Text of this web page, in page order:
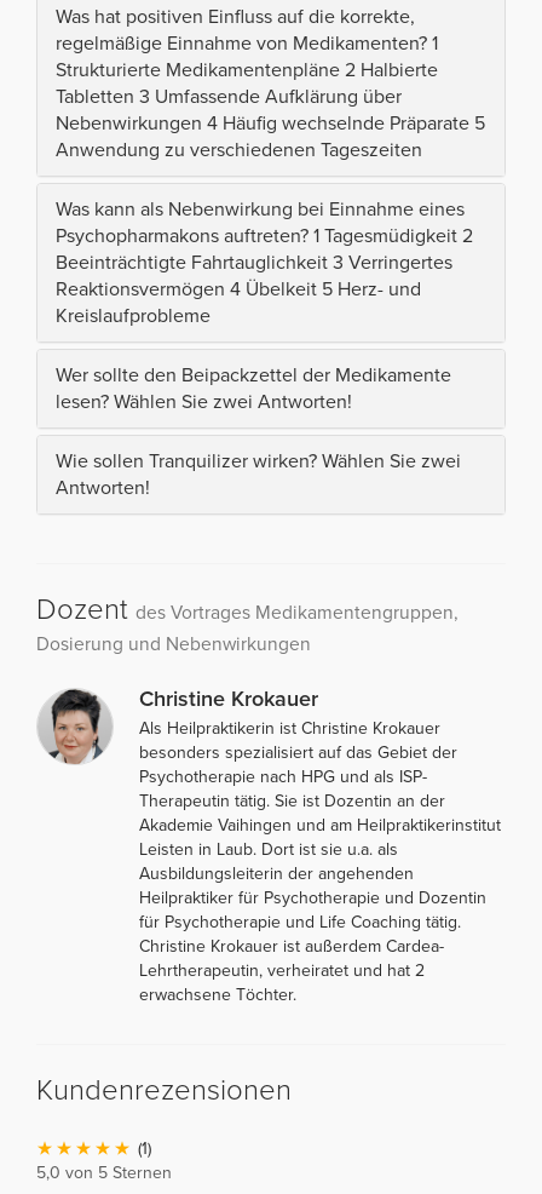
Was hat positiven Einfluss auf die korrekte,
regelmäßige Einnahme von Medikamenten? 1
Strukturierte Medikamentenpläne 2 Halbierte
Tabletten 3 Umfassende Aufklärung über
Nebenwirkungen 4 Häufig wechselnde Präparate 5
Anwendung zu verschiedenen Tageszeiten
Was kann als Nebenwirkung bei Einnahme eines
Psychopharmakons auftreten? 1 Tagesmüdigkeit 2
Beeinträchtigte Fahrtauglichkeit 3 Verringertes
Reaktionsvermögen 4 Übelkeit 5 Herz- und
Kreislaufprobleme
Wer sollte den Beipackzettel der Medikamente
lesen? Wählen Sie zwei Antworten!
Wie sollen Tranquilizer wirken? Wählen Sie zwei
Antworten!
Dozent des Vortrages Medikamentengruppen,
Dosierung und Nebenwirkungen
Christine Krokauer
Als Heilpraktikerin ist Christine Krokauer
besonders spezialisiert auf das Gebiet der
Psychotherapie nach HPG und als ISP-
Therapeutin tätig. Sie ist Dozentin an der
Akademie Vaihingen und am Heilpraktikerinstitut
Leisten in Laub. Dort ist sie u.a. als
Ausbildungsleiterin der angehenden
Heilpraktiker für Psychotherapie und Dozentin
für Psychotherapie und Life Coaching tätig.
Christine Krokauer ist außerdem Cardea-
Lehrtherapeutin, verheiratet und hat 2
erwachsene Töchter.
Kundenrezensionen
(1)
5,0 von 5 Sternen